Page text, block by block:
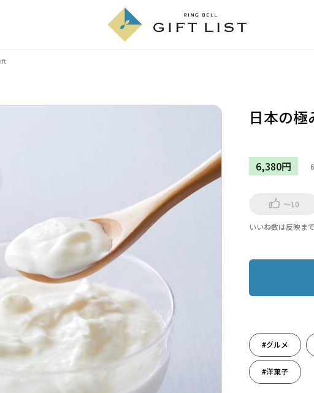
日本の
6,380円
～10
いいね数は反映ま
#グルメ
#洋菓子